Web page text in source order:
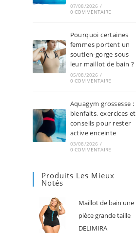
07/08/2026 /
0 COMMENTAIRE
Pourquoi certaines
femmes portent un
soutien-gorge sous
leur maillot de bain ?
05/08/2026 /
0 COMMENTAIRE
Aquagym grossesse :
bienfaits, exercices et
conseils pour rester
active enceinte
03/08/2026 /
0 COMMENTAIRE
Produits Les Mieux
Notés
Maillot de bain une
pièce grande taille
DELIMIRA